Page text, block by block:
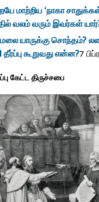
மாற்றிய ‘நாகா
வலம் வரும் இவர்கள்
மலை யாருக்கு சொந்தம்?
கூறுவது என்ன?7
கேட்ட திருச்சபை